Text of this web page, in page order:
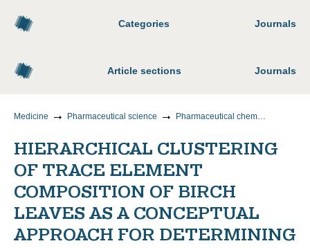
Categories Journals
Article sections Journals
Medicine Pharmaceutical science Pharmaceutical chemistry, pharmacognosy
HIERARCHICAL CLUSTERING
OF TRACE ELEMENT
COMPOSITION OF BIRCH
LEAVES AS A CONCEPTUAL
APPROACH FOR DETERMINING